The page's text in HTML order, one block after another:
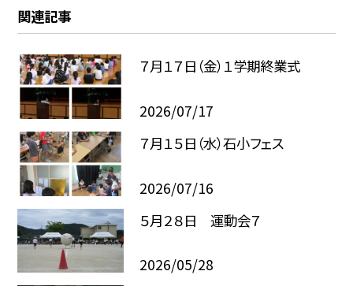
関連記事
７月１７日（金）１学期終業式
2026/07/17
７月１５日（水）石小フェス
2026/07/16
５月２８日 運動会７
2026/05/28